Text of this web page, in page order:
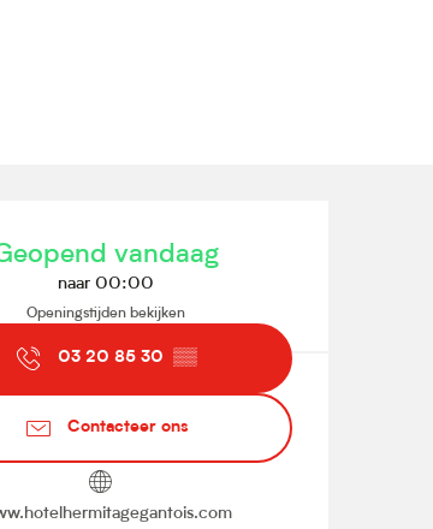
en
vandaag
naar 00:00
Openingstijden bekijken
03 20 85 30 ▒▒
Contacteer ons